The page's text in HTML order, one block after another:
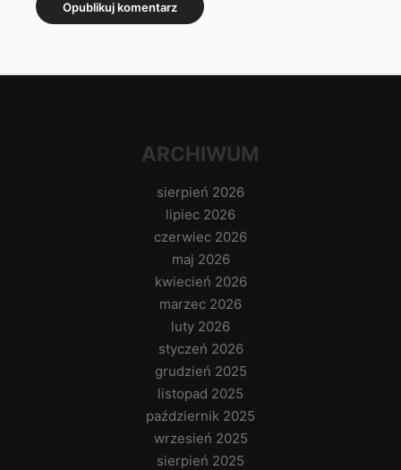
ARCHIWUM
sierpień 2026
lipiec 2026
czerwiec 2026
maj 2026
kwiecień 2026
marzec 2026
luty 2026
styczeń 2026
grudzień 2025
listopad 2025
październik 2025
wrzesień 2025
sierpień 2025